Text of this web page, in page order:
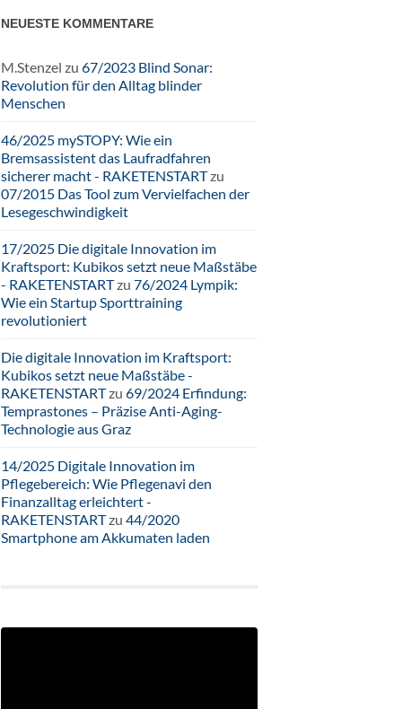
NEUESTE KOMMENTARE
M.Stenzel zu 67/2023 Blind Sonar:
Revolution für den Alltag blinder
Menschen
46/2025 mySTOPY: Wie ein
Bremsassistent das Laufradfahren
sicherer macht - RAKETENSTARTzu
07/2015 Das Tool zum Vervielfachen der
Lesegeschwindigkeit
17/2025 Die digitale Innovation im
Kraftsport: Kubikos setzt neue Maßstäbe
- RAKETENSTARTzu 76/2024 Lympik:
Wie ein Startup Sporttraining
revolutioniert
Die digitale Innovation im Kraftsport:
Kubikos setzt neue Maßstäbe -
RAKETENSTARTzu 69/2024 Erfindung:
Temprastones – Präzise Anti-Aging-
Technologie aus Graz
14/2025 Digitale Innovation im
Pflegebereich: Wie Pflegenavi den
Finanzalltag erleichtert -
RAKETENSTARTzu 44/2020
Smartphone am Akkumaten laden